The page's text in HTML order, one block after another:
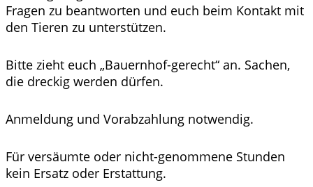
Fragen zu beantworten und euch beim Kontakt mit
den Tieren zu unterstützen.
Bitte zieht euch „Bauernhof-gerecht“ an. Sachen,
die dreckig werden dürfen.
Anmeldung und Vorabzahlung notwendig.
Für versäumte oder nicht-genommene Stunden
kein Ersatz oder Erstattung.